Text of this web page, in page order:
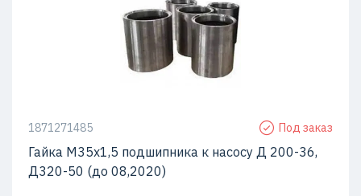
1871271485 Под заказ
Гайка М35х1,5 подшипника к насосу Д 200-36,
Д320-50 (до 08,2020)